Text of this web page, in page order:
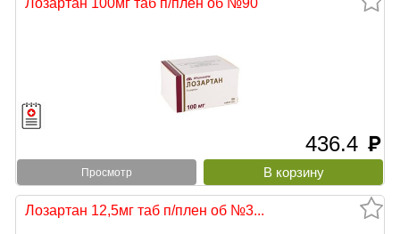
436.4 руб
Просмотр
Лозартан 12,5мг таб п/плен об №3...